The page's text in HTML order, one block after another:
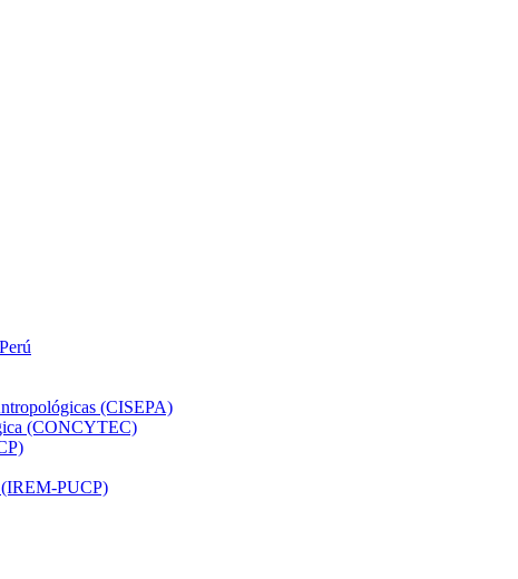
(CISEPA)
(CONCYTEC)
(IREM-PUCP)